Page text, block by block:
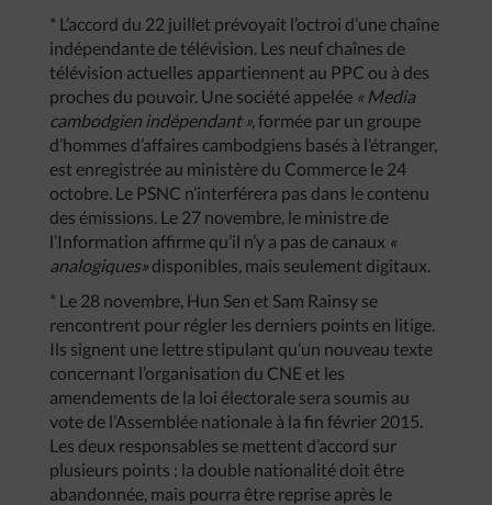
* L’accord du 22 juillet prévoyait l’octroi d’une chaîne
indépendante de télévision. Les neuf chaînes de
télévision actuelles appartiennent au PPC ou à des
proches du pouvoir. Une société appelée « Media
cambodgien indépendant »,formée par un groupe
d’hommes d’affaires cambodgiens basés à l’étranger,
est enregistrée au ministère du Commerce le 24
octobre. Le PSNC n’interférera pas dans le contenu
des émissions. Le 27 novembre, le ministre de
l’Information affirme qu’il n’y a pas de canaux «
analogiques» disponibles, mais seulement digitaux.
* Le 28 novembre, Hun Sen et Sam Rainsy se
rencontrent pour régler les derniers points en litige.
Ils signent une lettre stipulant qu’un nouveau texte
concernant l’organisation du CNE et les
amendements de la loi électorale sera soumis au
vote de l’Assemblée nationale à la fin février 2015.
Les deux responsables se mettent d’accord sur
plusieurs points : la double nationalité doit être
abandonnée, mais pourra être reprise après le